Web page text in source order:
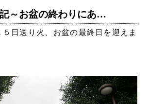
～お盆の終わりにあ…
、お盆の最終日を迎えま